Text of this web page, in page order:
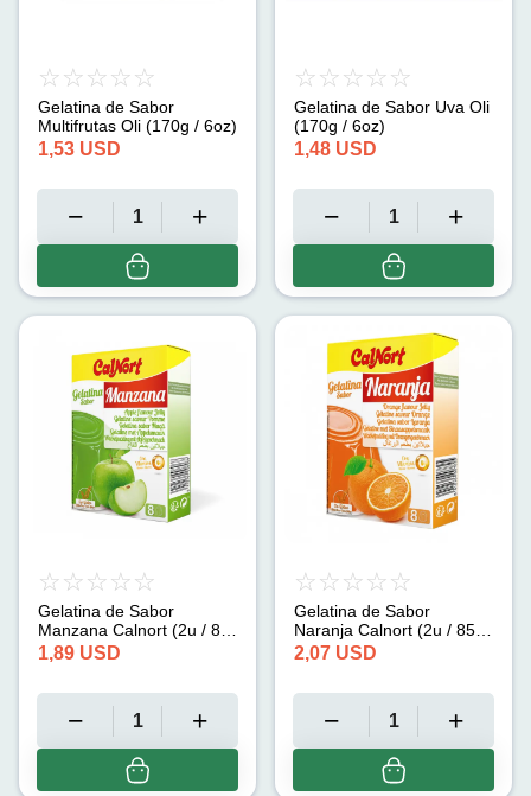
Gelatina de Sabor
Multifrutas Oli (170g / 6oz)
1,53 USD
Gelatina de Sabor Uva Oli
(170g / 6oz)
1,48 USD
Gelatina de Sabor
Manzana Calnort (2u / 85
g)
1,89 USD
Gelatina de Sabor
Naranja Calnort (2u / 85
g)
2,07 USD